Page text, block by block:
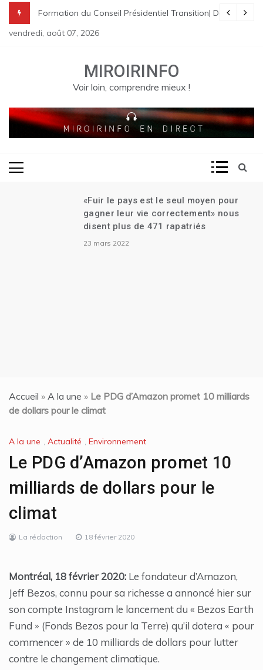
content
à St Raphael | Le premier Garry Conille rencontre les
pénale en Haïti
Transition| Ariel Henry remet sa démission| Le Canada se
Formation du Conseil Présidentiel Transition|
vendredi, août 07, 2026
MIROIRINFO
Voir loin, comprendre mieux !
«Fuir le pays est le seul moyen pour
gagner leur vie correctement» nous
disent plus de 471 rapatriés
23 mars 2022
Accueil » A la une » Le PDG d’Amazon promet 10 milliards
de dollars pour le climat
A la une , Actualité , Environnement
Le PDG d’Amazon promet 10
milliards de dollars pour le
climat
La rédaction 18 février 2020
Montréal, 18 février 2020: Le fondateur d’Amazon,
Jeff Bezos, connu pour sa richesse a annoncé hier sur
son compte Instagram le lancement du « Bezos Earth
Fund » (Fonds Bezos pour la Terre) qu’il dotera « pour
commencer » de 10 milliards de dollars pour lutter
contre le changement climatique.